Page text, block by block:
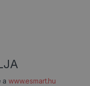
a www.esmart.hu